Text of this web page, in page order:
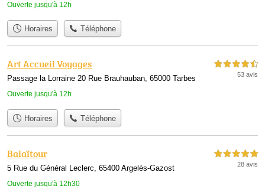
Ouverte jusqu'à 12h
Horaires Téléphone
Art Accueil Voyages
Passage la Lorraine 20 Rue Brauhauban, 65000 Tarbes
Ouverte jusqu'à 12h
4,5 étoiles sur 5
53 avis
Horaires Téléphone
Balaïtour
5 Rue du Général Leclerc, 65400 Argelès-Gazost
Ouverte jusqu'à 12h30
5,0 étoiles sur 5
28 avis